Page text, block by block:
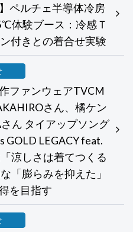
ペルチェ半導体冷房
体験ブース：冷感Ｔ
付きとの着合せ実験
ファンウェアTVCM
さん、橘ケン
ん タイアップソング
GOLD LEGACY feat.
涼しさは着てつくる
「膨らみを抑えた」
を目指す